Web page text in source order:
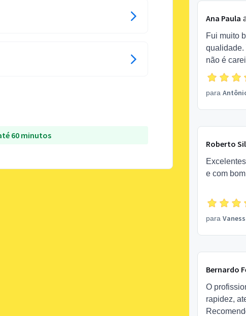
60 minutos
Ana Paula
Fui muito
qualidade.
não é
para
Roberto
e com
para
Bernardo
O
rapidez,